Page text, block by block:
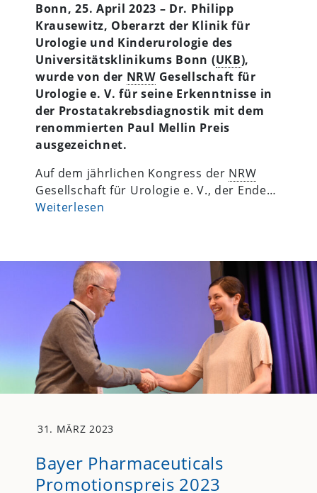
Bonn, 25. April 2023 – Dr. Philipp
Krausewitz, Oberarzt der Klinik für
Urologie und Kinderurologie des
Universitätsklinikums Bonn (UKB),
wurde von der NRWGesellschaft für
Urologie e. V. für seine Erkenntnisse in
der Prostatakrebsdiagnostik mit dem
renommierten Paul Mellin Preis
ausgezeichnet.
Auf dem jährlichen Kongress der NRW
Gesellschaft für Urologie e. V., der Ende…
Weiterlesen
31. MÄRZ 2023
Bayer Pharmaceuticals
Promotionspreis 2023